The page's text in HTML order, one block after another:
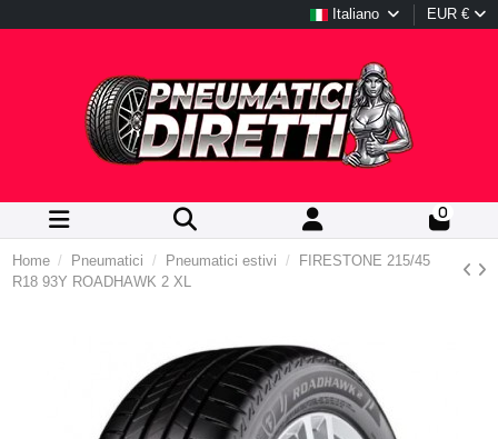
Italiano EUR €
0
Home Pneumatici Pneumatici estivi
FIRESTONE 215/45
R18 93Y ROADHAWK 2 XL